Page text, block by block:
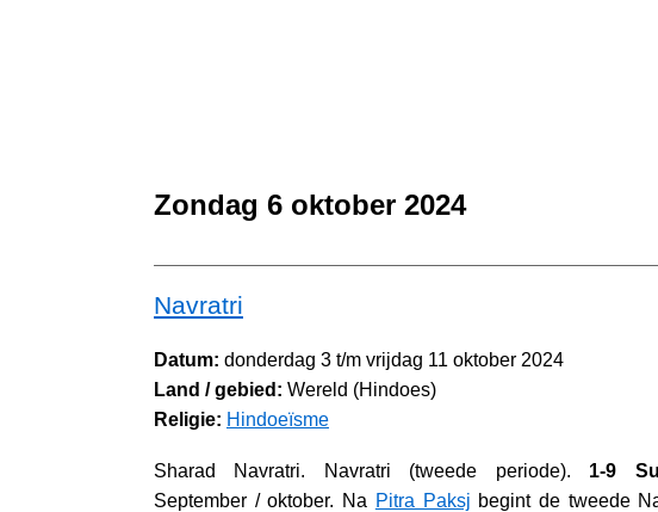
Zondag 6 oktober 2024
Navratri
Datum: donderdag 3 t/m vrijdag 11 oktober 2024
Land / gebied: Wereld (Hindoes)
Religie: Hindoeïsme
Sharad Navratri. Navratri (tweede periode). 1-9
September / oktober. Na Pitra Paksj begint de tweede